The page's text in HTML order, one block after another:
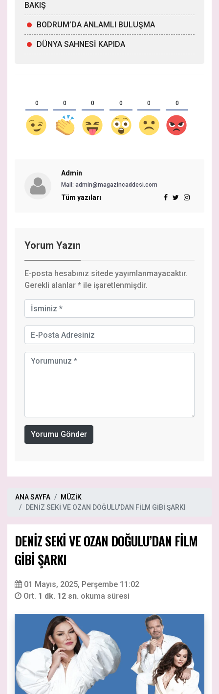
BAKIŞ
BODRUM’DA ANLAMLI BULUŞMA
DÜNYA SAHNESİ KAPIDA
0 0 0 0 0 0
Admin
Mail: admin@magazincaddesi.com
Tüm yazıları
Yorum Yazın
E-posta hesabınız sitede yayımlanmayacaktır.
Gerekli alanlar * ile işaretlenmişdir.
Yorumu Gönder
ANA SAYFA
MÜZİK
DENİZ SEKİ VE OZAN DOĞULU’DAN FİLM GİBİ ŞARKI
DENİZ SEKİ VE OZAN DOĞULU’DAN FİLM
GİBİ ŞARKI
01 Mayıs, 2025, Perşembe 11:02
Ort. 1 dk. 12 sn. okuma süresi